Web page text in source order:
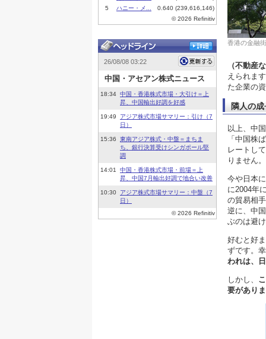
香港の金融
（不動産
えられま
た企業の
隣人の
以上、中
「中国株
レートし
りません。
今や日本
に2004年
の貿易相
逆に、中
ぶのは避
好むと好
ずです。
われは、
しかし、
要があり